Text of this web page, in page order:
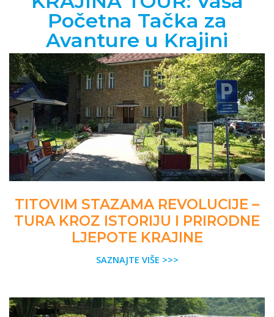
Početna Tačka za
Avanture u Krajini
TITOVIM STAZAMA REVOLUCIJE –
TURA KROZ ISTORIJU I PRIRODNE
LJEPOTE KRAJINE
SAZNAJTE VIŠE >>>